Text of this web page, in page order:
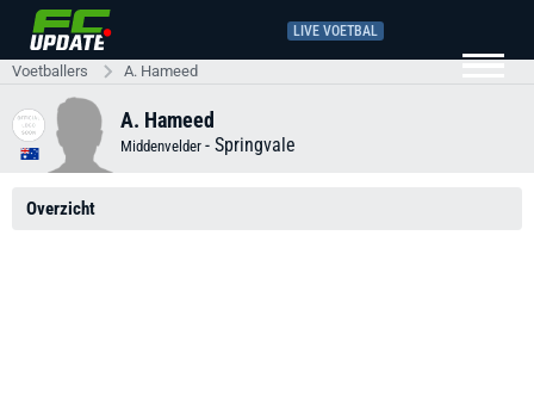
LIVE VOETBAL
Voetballers A. Hameed
A. Hameed
Middenvelder - Springvale
Overzicht